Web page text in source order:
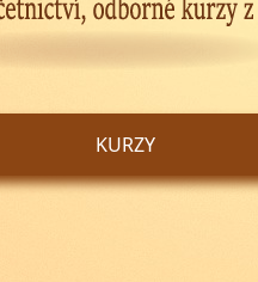
KURZY